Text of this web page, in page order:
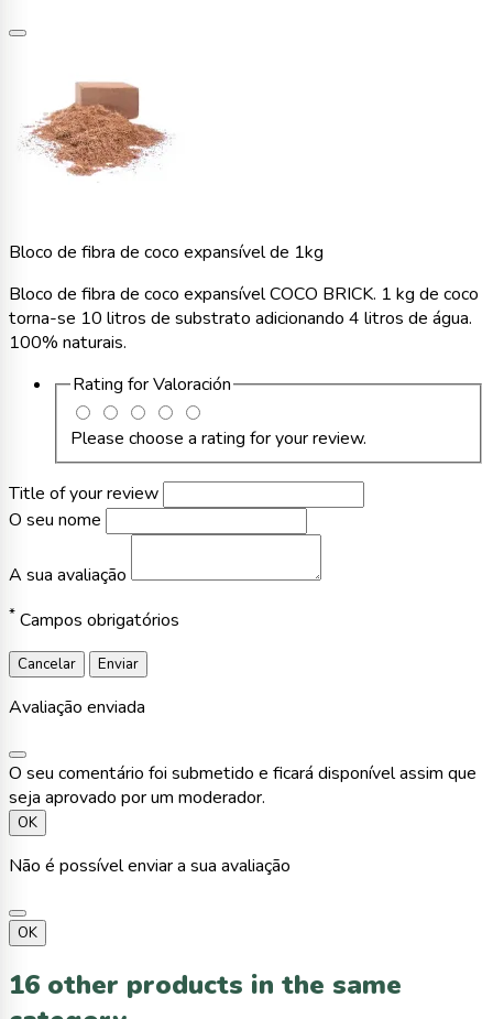
Bloco de fibra de coco expansível de 1kg
Bloco de fibra de coco expansível COCO BRICK. 1 kg de coco
torna-se 10 litros de substrato adicionando 4 litros de água.
100% naturais.
Rating forValoración
Please choose a rating for your review.
Title of your review
O seu nome
A sua avaliação
* Campos obrigatórios
Cancelar Enviar
Avaliação enviada
O seu comentário foi submetido e ficará disponível assim que
seja aprovado por um moderador.
OK
Não é possível enviar a sua avaliação
OK
16 other products in the same